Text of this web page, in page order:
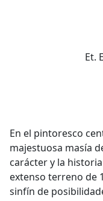
Et.
En el pintoresco
majestuosa masía
carácter y la
extenso terreno de
sinfín de